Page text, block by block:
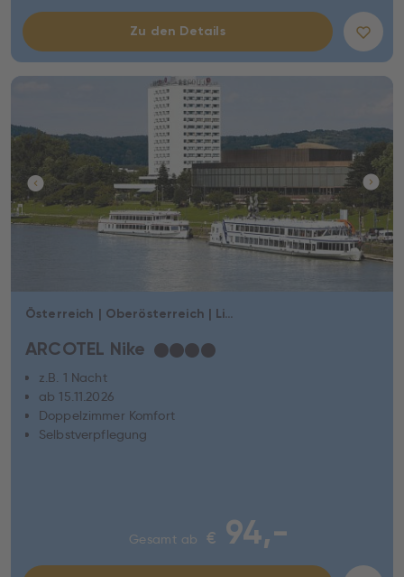
Zu den Details
Österreich | Oberösterreich | Linz
ARCOTEL Nike ★★★★
z.B. 1 Nacht
ab 15.11.2026
Doppelzimmer Komfort
Selbstverpflegung
Gesamt ab € 94,-